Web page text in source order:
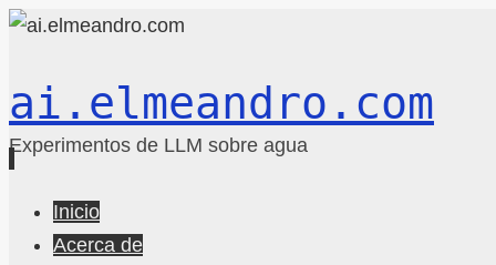
ai.elmeandro.com
Experimentos de LLM sobre agua
Inicio
Acerca de